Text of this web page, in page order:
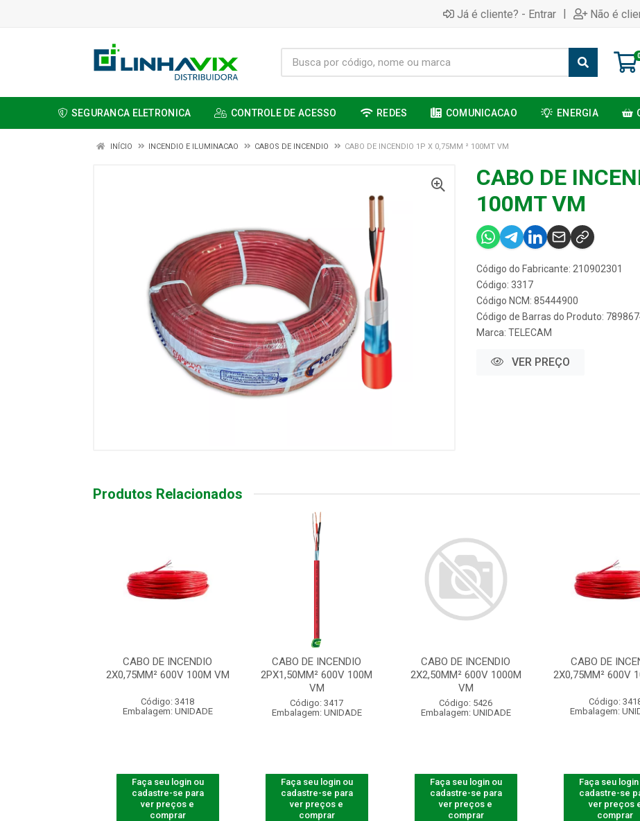
Já é cliente? - Entrar | Não é
SEGURANCA ELETRONICA CONTROLE DE ACESSO REDES COMUNICACAO ENERGIA
INÍCIO INCENDIO E ILUMINACAO CABOS DE INCENDIO CABO DE INCENDIO 1P X 0,75MM ² 100MT VM
CABO DE
100MT VM
Código do Fabricante: 210902301
Código: 3317
Código NCM: 85444900
Código de Barras do Produto:
Marca: TELECAM
VER PREÇO
Produtos Relacionados
CABO DE INCENDIO
2X0,75MM² 600V 100M VM
Código: 3418
Embalagem: UNIDADE
Faça seu login ou
cadastre-se para
ver preços e
comprar
CABO DE INCENDIO
2PX1,50MM² 600V 100M
VM
Código: 3417
Embalagem: UNIDADE
Faça seu login ou
cadastre-se para
ver preços e
comprar
CABO DE INCENDIO
2X2,50MM² 600V 1000M
VM
Código: 5426
Embalagem: UNIDADE
Faça seu login ou
cadastre-se para
ver preços e
comprar
CABO DE
2X0,75MM² 600V
Código:
Embalagem:
Faça seu
cadastre-se
ver preços
comprar